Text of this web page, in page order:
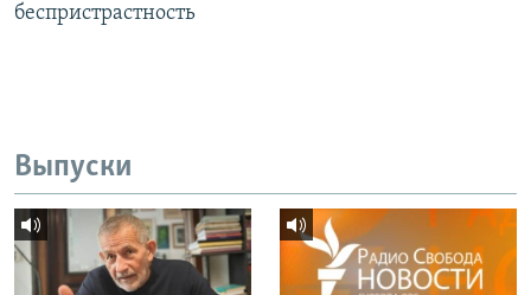
беспристрастность
Выпуски